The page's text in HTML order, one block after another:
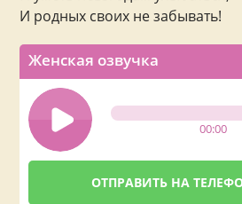
И родных своих не забывать!
Женская озвучка
00:00